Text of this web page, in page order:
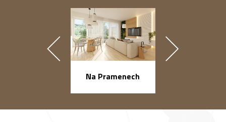
Na Pramenech